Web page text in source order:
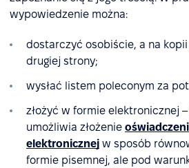
wypowiedzenie można:
dostarczyć osobiście, a na
drugiej strony;
wysłać listem poleconym za
złożyć w formie elektronicznej –
umożliwia złożenie
elektronicznej w sposób
formie pisemnej, ale pod